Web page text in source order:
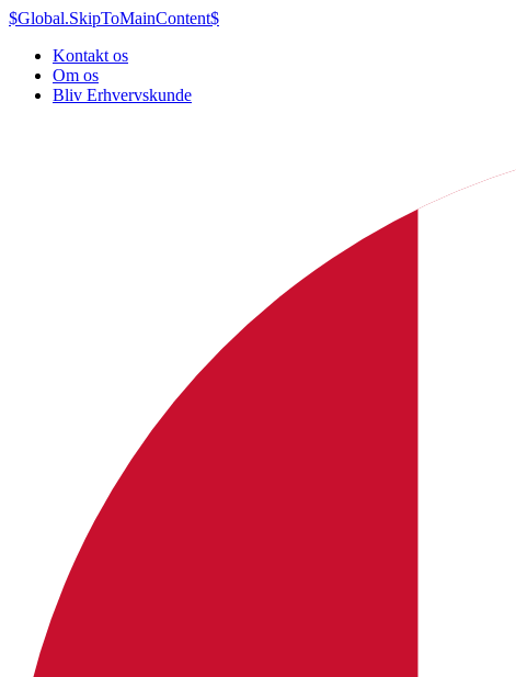
$Global.SkipToMainContent$
Kontakt os
Om os
Bliv Erhvervskunde